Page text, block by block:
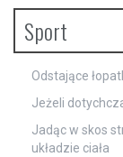
Sport
Odstające
Jeżeli
Jadąc w skos
układzie ciała